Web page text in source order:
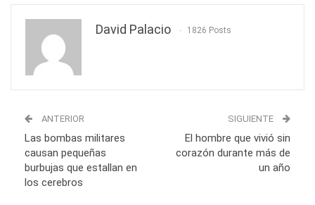
David Palacio 1826 Posts
ANTERIOR
Las bombas militares
causan pequeñas
burbujas que estallan en
los cerebros
SIGUIENTE
El hombre que vivió sin
corazón durante más de
un año